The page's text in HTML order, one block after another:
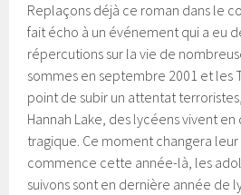
Replaçons déjà ce roman dans le
fait écho à un événement qui a eu
répercutions sur la vie de
sommes en septembre 2001 et les
point de subir un attentat
Hannah Lake, des lycéens vivent
tragique. Ce moment changera leur
commence cette année-là, les
suivons sont en dernière année de